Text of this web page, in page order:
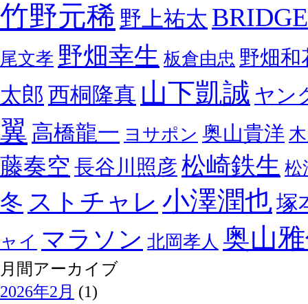
竹野元稀 野上祐太 BRIDGE
尾文孝 野畑幸生 板倉由忠 野畑和
太郎 西桐隆真 山下凱誠 ヤン
翼 高橋龍一 ヨサポン 奥山貴洋
藤奏空 長谷川照彦 松崎鉄生 松
冬 ストチャレ 小澤潤也塚
ャイ マラソン 北岡孝人 奥山
月間アーカイブ
2026年2月 (1)